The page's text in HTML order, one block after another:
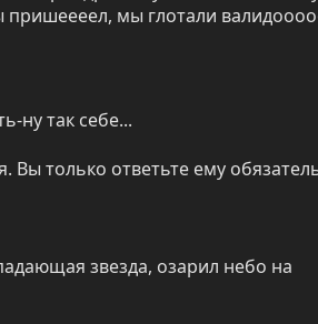
мы глотали
ну так себе...
только ответьте ему
звезда, озарил небо на